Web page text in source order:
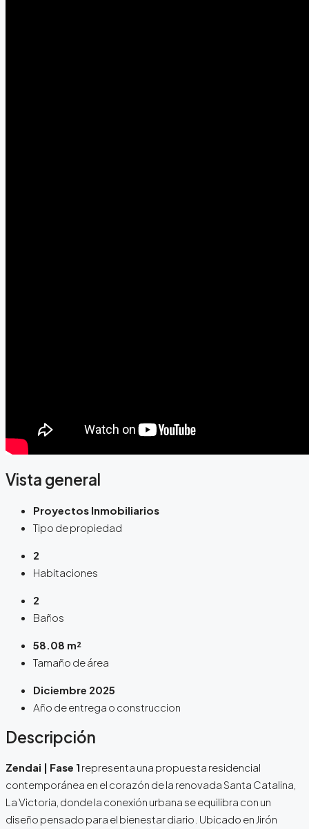
Vista general
Proyectos Inmobiliarios
Tipo de propiedad
2
Habitaciones
2
Baños
58.08 m²
Tamaño de área
Diciembre 2025
Año de entrega o construccion
Descripción
Zendai | Fase 1 representa una propuesta residencial
contemporánea en el corazón de la renovada Santa Catalina,
La Victoria, donde la conexión urbana se equilibra con un
diseño pensado para el bienestar diario. Ubicado en Jirón